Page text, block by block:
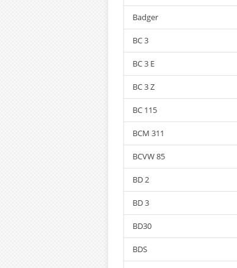
Badger
BC 3
BC 3 E
BC 3 Z
BC 115
BCM 311
BCVW 85
BD 2
BD 3
BD30
BDS